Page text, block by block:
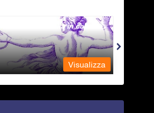
- La fanciulla in catene
Visualizza